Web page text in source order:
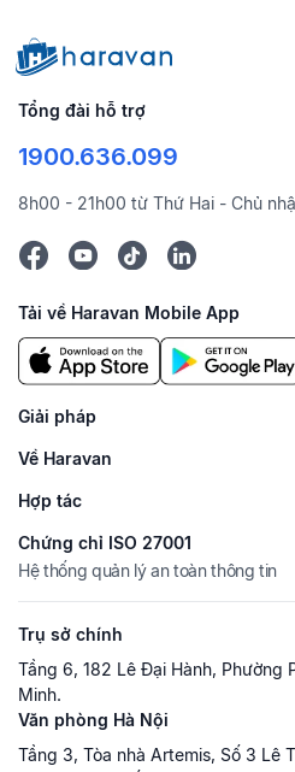
Tổng đài hỗ trợ
1900.636.099
8h00 - 21h00 từ Thứ Hai - Chủ
Tải về Haravan Mobile App
Giải pháp
Về Haravan
Hợp tác
Chứng chỉ ISO 27001
Hệ thống quản lý an toàn thông tin
Trụ sở chính
Tầng 6, 182 Lê Đại Hành, Phường
Minh.
Văn phòng Hà Nội
Tầng 3, Tòa nhà Artemis, Số 3 Lê